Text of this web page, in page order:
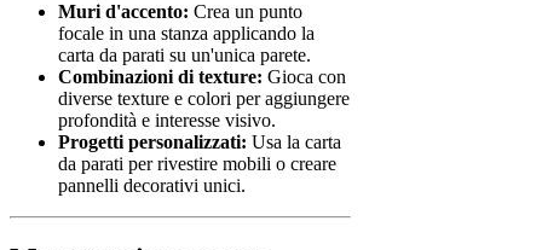
Muri d'accento: Crea un punto
focale in una stanza applicando la
carta da parati su un'unica parete.
Combinazioni di texture: Gioca con
diverse texture e colori per aggiungere
profondità e interesse visivo.
Progetti personalizzati: Usa la carta
da parati per rivestire mobili o creare
pannelli decorativi unici.